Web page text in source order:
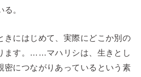
。
きにはじめて、実際にどこか別の
ます。……マハリシは、生きとし
密につながりあっているという素